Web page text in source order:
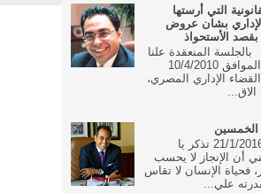
التي أرستها
بشان عروض
بقصد الأستحواذ
2010 § بالجلسة المنعقدة علنا
في يوم السبت الموافق 10/4/2010
الإداري المصري،
الاق...
جريدة الاخبار - 21/1/2016 تذكر يا
أن الإنجاز لا يحسب
فحياة الإنسان لا تقاس
علي...